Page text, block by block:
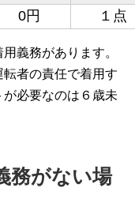
0円 １点
義務があります。
者の責任で着用す
必要なのは６歳未
務がない場